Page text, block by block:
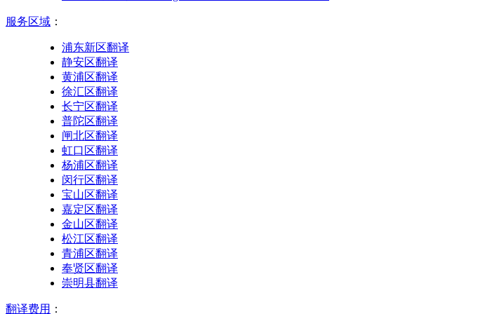
服务区域 ：
浦东新区翻译
静安区翻译
黄浦区翻译
徐汇区翻译
长宁区翻译
普陀区翻译
闸北区翻译
虹口区翻译
杨浦区翻译
闵行区翻译
宝山区翻译
嘉定区翻译
金山区翻译
松江区翻译
青浦区翻译
奉贤区翻译
崇明县翻译
翻译费用 ：